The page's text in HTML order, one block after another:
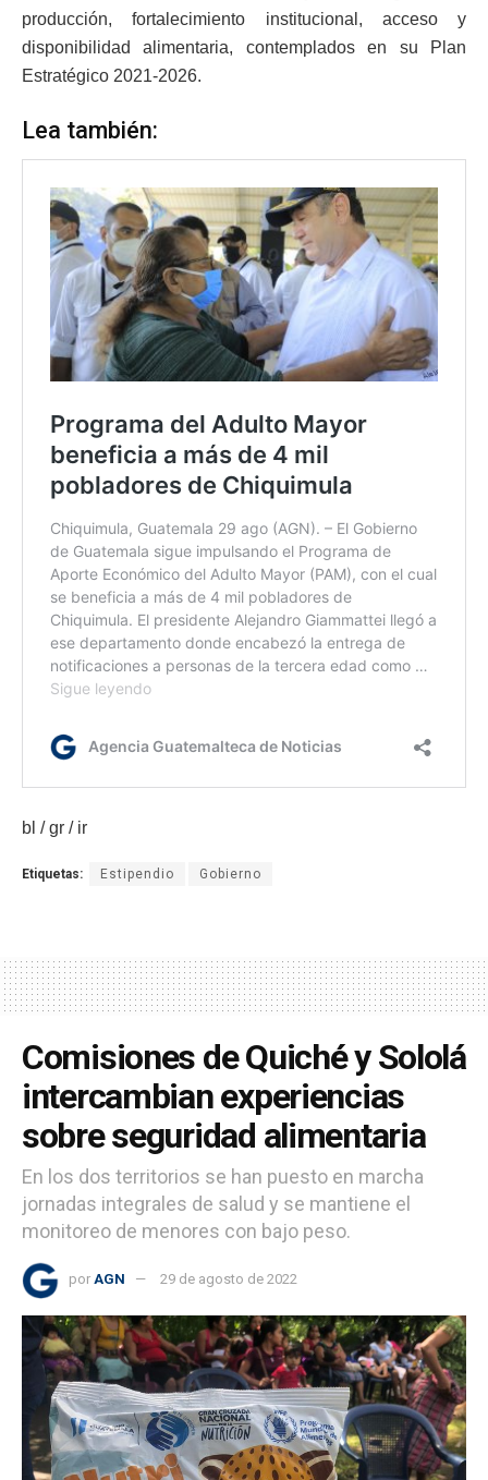
producción, fortalecimiento institucional, acceso y
disponibilidad alimentaria, contemplados en su Plan
Estratégico 2021-2026.
Lea también:
bl / gr / ir
Etiquetas: Estipendio Gobierno
Comisiones de Quiché y Sololá
intercambian experiencias
sobre seguridad alimentaria
En los dos territorios se han puesto en marcha
jornadas integrales de salud y se mantiene el
monitoreo de menores con bajo peso.
por AGN 29 de agosto de 2022